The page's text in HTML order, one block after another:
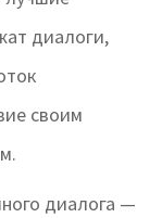
диалоги,
своим
диалога —